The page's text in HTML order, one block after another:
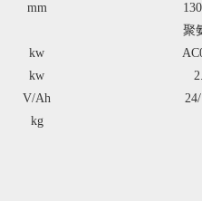
mm
聚
kw
kw
V/Ah
kg